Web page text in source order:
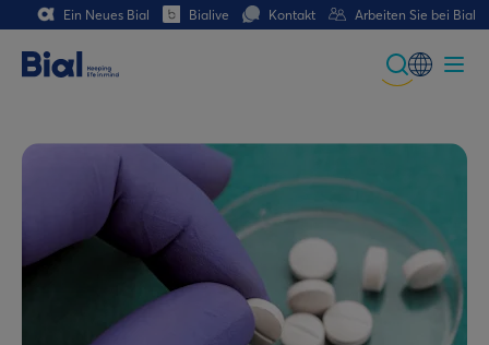
Ein Neues Bial Bialive Kontakt Arbeiten Sie bei Bial
Portuguese
Spanish
Italian
German
French (CH)